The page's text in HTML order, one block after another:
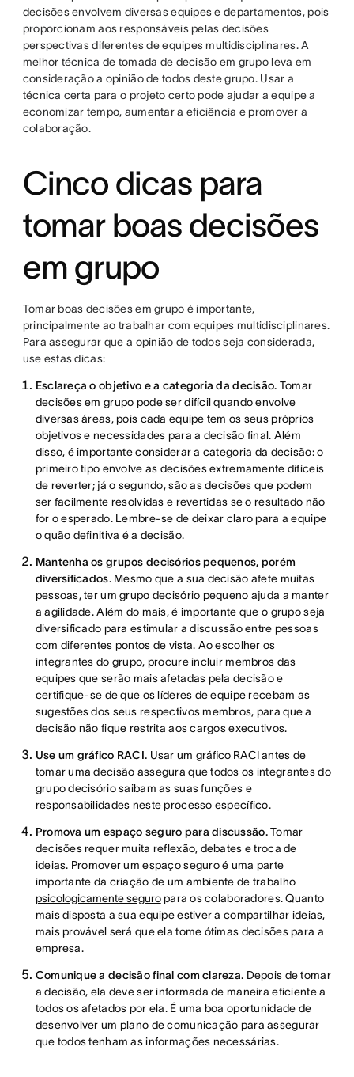
decisões envolvem diversas equipes e departamentos, pois
proporcionam aos responsáveis pelas decisões
perspectivas diferentes de equipes multidisciplinares. A
melhor técnica de tomada de decisão em grupo leva em
consideração a opinião de todos deste grupo. Usar a
técnica certa para o projeto certo pode ajudar a equipe a
economizar tempo, aumentar a eficiência e promover a
colaboração.
Cinco dicas para
tomar boas decisões
em grupo
Tomar boas decisões em grupo é importante,
principalmente ao trabalhar com equipes multidisciplinares.
Para assegurar que a opinião de todos seja considerada,
use estas dicas:
Esclareça o objetivo e a categoria da decisão. Tomar
decisões em grupo pode ser difícil quando envolve
diversas áreas, pois cada equipe tem os seus próprios
objetivos e necessidades para a decisão final. Além
disso, é importante considerar a categoria da decisão: o
primeiro tipo envolve as decisões extremamente difíceis
de reverter; já o segundo, são as decisões que podem
ser facilmente resolvidas e revertidas se o resultado não
for o esperado. Lembre-se de deixar claro para a equipe
o quão definitiva é a decisão.
Mantenha os grupos decisórios pequenos, porém
diversificados.Mesmo que a sua decisão afete muitas
pessoas, ter um grupo decisório pequeno ajuda a manter
a agilidade. Além do mais, é importante que o grupo seja
diversificado para estimular a discussão entre pessoas
com diferentes pontos de vista. Ao escolher os
integrantes do grupo, procure incluir membros das
equipes que serão mais afetadas pela decisão e
certifique-se de que os líderes de equipe recebam as
sugestões dos seus respectivos membros, para que a
decisão não fique restrita aos cargos executivos.
Use um gráfico RACI. Usar um gráfico RACIantes de
tomar uma decisão assegura que todos os integrantes do
grupo decisório saibam as suas funções e
responsabilidades neste processo específico.
Promova um espaço seguro para discussão.Tomar
decisões requer muita reflexão, debates e troca de
ideias. Promover um espaço seguro é uma parte
importante da criação de um ambiente de trabalho
psicologicamente seguropara os colaboradores. Quanto
mais disposta a sua equipe estiver a compartilhar ideias,
mais provável será que ela tome ótimas decisões para a
empresa.
Comunique a decisão final com clareza. Depois de tomar
a decisão, ela deve ser informada de maneira eficiente a
todos os afetados por ela. É uma boa oportunidade de
desenvolver um plano de comunicação para assegurar
que todos tenham as informações necessárias.